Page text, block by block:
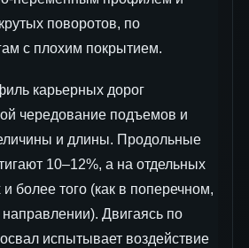
поворотов, по
с плохим покрытием.
карьерных дорог
чередование подъемов и
и длины. Продольные
10–12%, а на отдельных
и более того (как в поперечном,
Двигаясь по
испытывает воздействие